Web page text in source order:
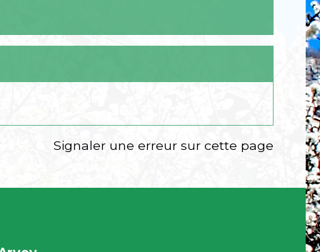
Signaler une erreur sur cette page